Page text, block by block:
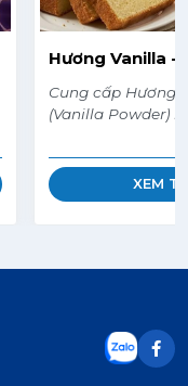
Hương Vanilla -
Cung cấp Hương
(Vanilla Powder)
nhiệt tốt, lưu
dùng làm bánh,
câu cá. Sẵn kho
XEM